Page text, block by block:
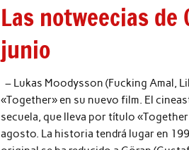
Las notweecias de
junio
– Lukas Moodysson (Fucking Amal,
«Together» en su nuevo film. El
secuela, que lleva por título
agosto. La historia tendrá lugar en